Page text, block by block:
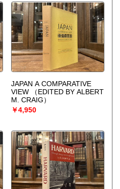
JAPAN A COMPARATIVE
VIEW
（EDITED BY ALBERT
M. CRAIG）
￥4,950